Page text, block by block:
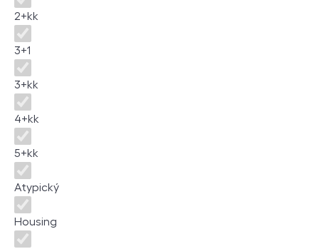
2+kk
3+1
3+kk
4+kk
5+kk
Atypický
Housing